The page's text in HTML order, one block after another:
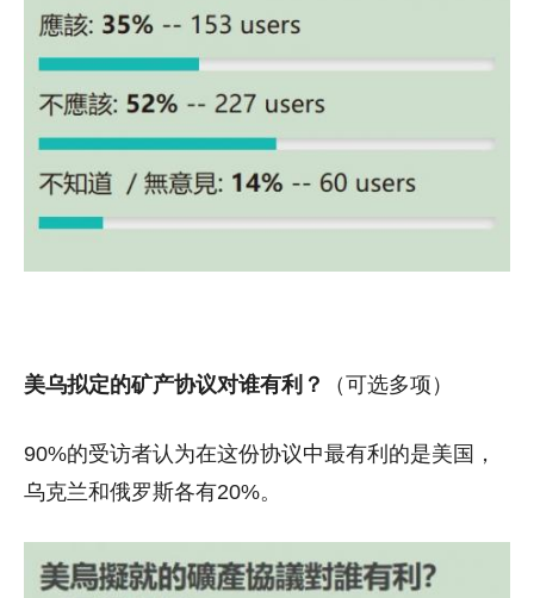
美乌拟定的矿产协议对谁有利？ （可选多项）
90%的受访者认为在这份协议中最有利的是美国，
乌克兰和俄罗斯各有20%。